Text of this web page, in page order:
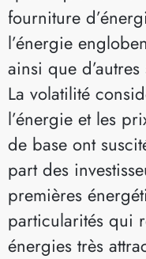
fourniture
l’énergie
ainsi que
La volatilité
l’énergie et les
de base ont
part des
premières
particularités qui
énergies très